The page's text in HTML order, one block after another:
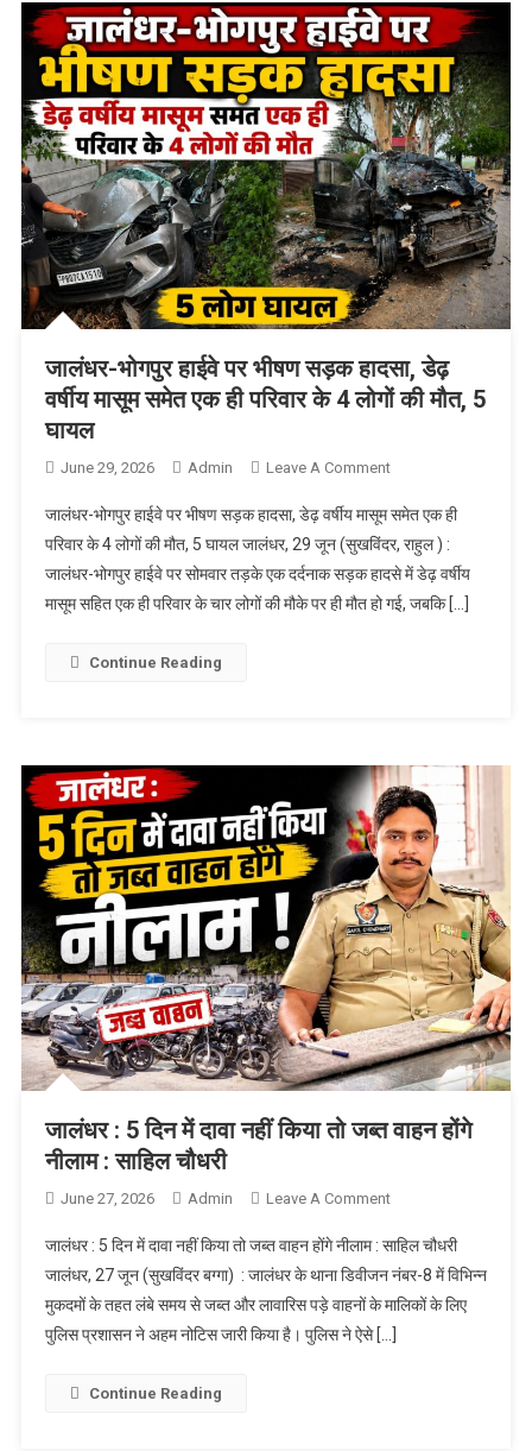
जालंधर-भोगपुर हाईवे पर भीषण सड़क हादसा, डेढ़
वर्षीय मासूम समेत एक ही परिवार के 4 लोगों की मौत, 5
घायल
June 29, 2026 Admin Leave A CommentOn जालंधर-भोगपुर
हादसा, डेढ़ वर्षीय
मासूम समेत एक ही
परिवार के 4 लोगों की
मौत, 5 घायल
जालंधर-भोगपुर हाईवे पर भीषण सड़क हादसा, डेढ़ वर्षीय मासूम समेत एक ही
परिवार के 4 लोगों की मौत, 5 घायल जालंधर, 29 जून (सुखविंदर, राहुल ) :
जालंधर-भोगपुर हाईवे पर सोमवार तड़के एक दर्दनाक सड़क हादसे में डेढ़ वर्षीय
मासूम सहित एक ही परिवार के चार लोगों की मौके पर ही मौत हो गई, जबकि […]
Continue Reading
जालंधर : 5 दिन में दावा नहीं किया तो जब्त वाहन होंगे
नीलाम : साहिल चौधरी
June 27, 2026 Admin Leave A CommentOn जालंधर : 5 दिन में
वाहन होंगे नीलाम :
साहिल चौधरी
जालंधर : 5 दिन में दावा नहीं किया तो जब्त वाहन होंगे नीलाम : साहिल चौधरी
जालंधर, 27 जून (सुखविंदर बग्गा) : जालंधर के थाना डिवीजन नंबर-8 में विभिन्न
मुकदमों के तहत लंबे समय से जब्त और लावारिस पड़े वाहनों के मालिकों के लिए
पुलिस प्रशासन ने अहम नोटिस जारी किया है। पुलिस ने ऐसे […]
Continue Reading